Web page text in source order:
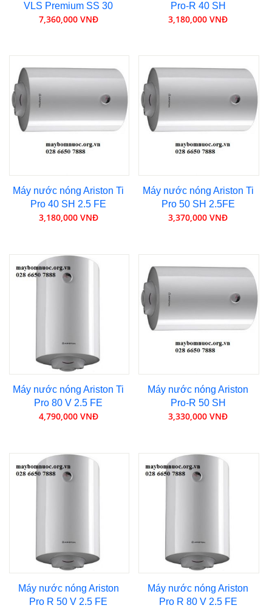
VLS Premium SS 30
7,360,000 VNĐ
Pro-R 40 SH
3,180,000 VNĐ
Máy nước nóng Ariston Ti
Pro 40 SH 2.5 FE
3,180,000 VNĐ
Máy nước nóng Ariston Ti
Pro 50 SH 2.5FE
3,370,000 VNĐ
Máy nước nóng Ariston Ti
Pro 80 V 2.5 FE
4,790,000 VNĐ
Máy nước nóng Ariston
Pro-R 50 SH
3,330,000 VNĐ
Máy nước nóng Ariston
Pro R 50 V 2.5 FE
Máy nước nóng Ariston
Pro R 80 V 2.5 FE